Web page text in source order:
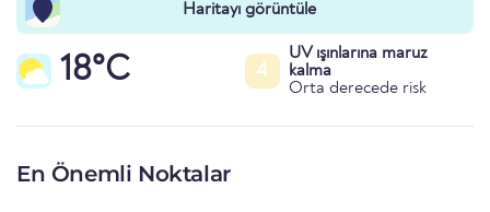
Haritayı görüntüle
18°C 4
UV ışınlarına maruz
kalma
Orta derecede risk
En Önemli Noktalar